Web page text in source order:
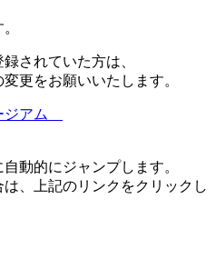
されていた方は、
更をお願いいたします。
ジアム
動的にジャンプします。
、上記のリンクをクリックし